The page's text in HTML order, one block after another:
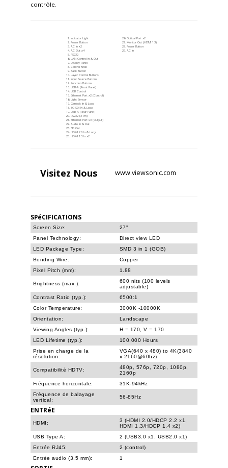
contrôle.
Indicator Light
Power Button
AC In x2
AC Out x4
RS232
LAN Control In & Out
Display Panel
Control Knob
Back Button
Layer Control Buttons
Input Source Buttons
Function Buttons
USB-A (Front Panel)
USB Control
Ethernet Port x2 (Control)
Light Sensor
Genlock In & Loop
3G-SDI In & Loop
USB-A (Rear Panel)
RS232 (3-Pin)
Ethernet Port x6 (Output)
Audio In & Out
3D Out
HDMI 2.0 In & Loop
HDMI 1.3 In x2
Optical Port x2
Monitor Out (HDMI 1.3)
Power Button
AC In
Visitez Nous www.viewsonic.com
SPéCIFICATIONS
Screen Size:
27"
Panel Technology:
Direct view LED
LED Package Type:
SMD 3 in 1 (GOB)
Bonding Wire:
Copper
Pixel Pitch (mm):
1.88
Brightness (max.):
600 nits (100 levels
adjustable)
Contrast Ratio (typ.):
6500:1
Color Temperature:
3000K -10000K
Orientation:
Landscape
Viewing Angles (typ.):
H = 170, V = 170
LED Lifetime (typ.):
100,000 Hours
Prise en charge de la
résolution:
VGA(640 x 480) to 4K(3840
x 2160@60hz)
Compatibilité HDTV:
480p, 576p, 720p, 1080p,
2160p
Fréquence horizontale:
31K-94kHz
Fréquence de balayage
vertical:
56-85Hz
ENTRéE
HDMI:
3 (HDMI 2.0/HDCP 2.2 x1,
HDMI 1.3/HDCP 1.4 x2)
USB Type A:
2 (USB3.0 x1, USB2.0 x1)
Entrée RJ45:
2 (control)
Entrée audio (3,5 mm):
1